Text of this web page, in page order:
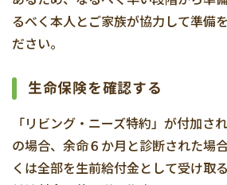
るべく本人とご家族が協力して準備
ださい。
生命保険を確認する
「リビング・ニーズ特約」が付加さ
の場合、余命６か月と診断された場
くは全部を生前給付金として受け取